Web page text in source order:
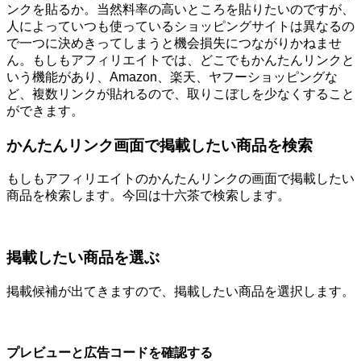
ンクを貼るか。当然料率の高いところを貼りたいのですが、
人によっていつも使っているショッピングサイトは異なるの
で一つに決めきってしまうと機会損失につながりかねませ
ん。もしもアフィリエイトでは、どこでもかんたんリンクと
いう機能があり、Amazon、楽天、ヤフーショッピングな
ど、複数リンクが貼れるので、取りこぼしを少なくすること
ができます。
かんたんリンク画面で掲載したい商品を検索
もしもアフィリエイトのかんたんリンクの画面で掲載したい
商品を検索します。今回は十六茶で検索します。
掲載したい商品を選ぶ
掲載候補が出てきますので、掲載したい商品を選択します。
プレビューと広告コードを確認する